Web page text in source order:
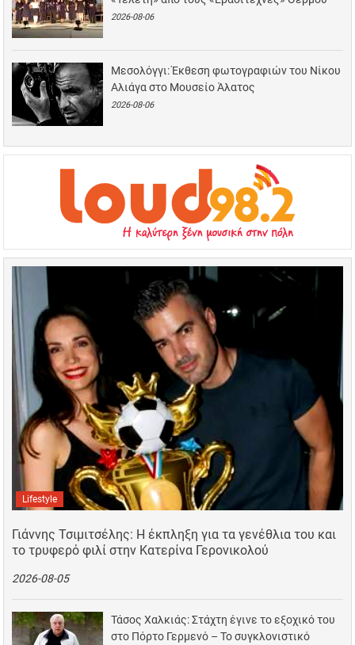
2026-08-06
Μεσολόγγι: Έκθεση φωτογραφιών του Νίκου
Αλιάγα στο Μουσείο Άλατος
2026-08-06
Lifestyle
Γιάννης Τσιμιτσέλης: Η έκπληξη για τα γενέθλια του και
το τρυφερό φιλί στην Κατερίνα Γερονικολού
2026-08-05
Τάσος Χαλκιάς: Στάχτη έγινε το εξοχικό του
στο Πόρτο Γερμενό – Το συγκλονιστικό